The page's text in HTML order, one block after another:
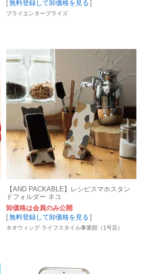
[無料登録して卸価格を見る ]
ブライエンタープライズ
【AND PACKABLE】レシピスマホスタン
ドフォルダー ネコ
卸価格は会員のみ公開
[無料登録して卸価格を見る ]
ネオウィング ライフスタイル事業部（1号店）